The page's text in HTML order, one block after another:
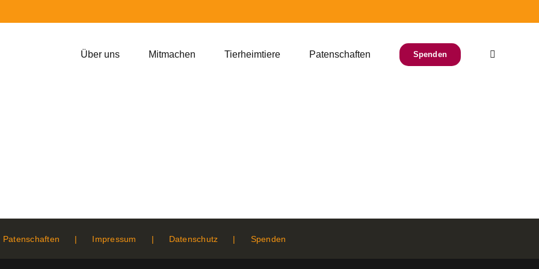
Über uns Mitmachen Tierheimtiere Patenschaften Spenden
Patenschaften Impressum Datenschutz Spenden